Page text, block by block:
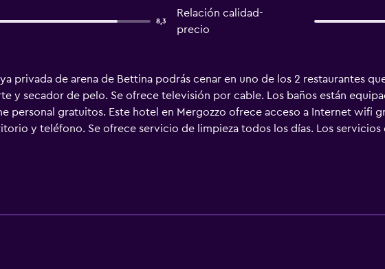
8,3
Relación calidad-
precio
privada de arena de Bettina podrás cenar en uno de los 2 restaurantes
y secador de pelo. Se ofrece televisión por cable. Los baños están
personal gratuitos. Este hotel en Mergozzo ofrece acceso a Internet wifi
y teléfono. Se ofrece servicio de limpieza todos los días. Los
Se pueden practicar las actividades de ocio y esparcimiento que se indican
posible que se aplique un recargo).